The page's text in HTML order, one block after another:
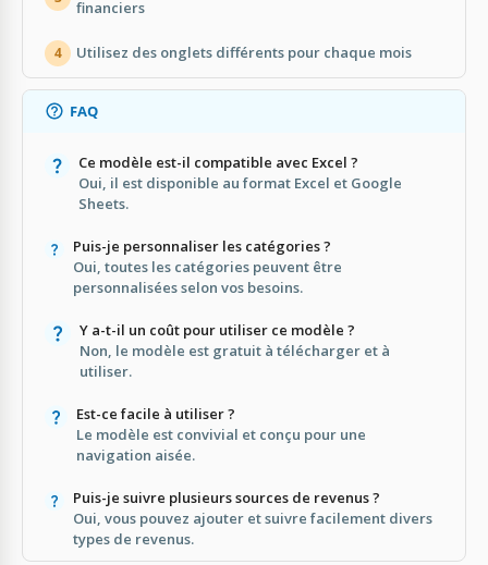
financiers
4 Utilisez des onglets différents pour chaque mois
FAQ
Ce modèle est-il compatible avec Excel ?
Oui, il est disponible au format Excel et Google
Sheets.
Puis-je personnaliser les catégories ?
Oui, toutes les catégories peuvent être
personnalisées selon vos besoins.
Y a-t-il un coût pour utiliser ce modèle ?
Non, le modèle est gratuit à télécharger et à
utiliser.
Est-ce facile à utiliser ?
Le modèle est convivial et conçu pour une
navigation aisée.
Puis-je suivre plusieurs sources de revenus ?
Oui, vous pouvez ajouter et suivre facilement divers
types de revenus.